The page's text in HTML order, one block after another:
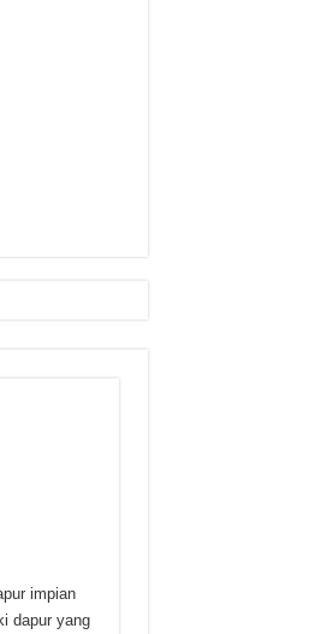
impian
dapur yang